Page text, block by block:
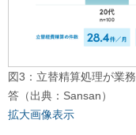
図3：立替精算処理が業
答（出典：Sansan）
拡大画像表示